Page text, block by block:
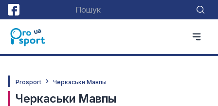
Prosport Черкаськи Мавпы
Черкаськи Мавпы